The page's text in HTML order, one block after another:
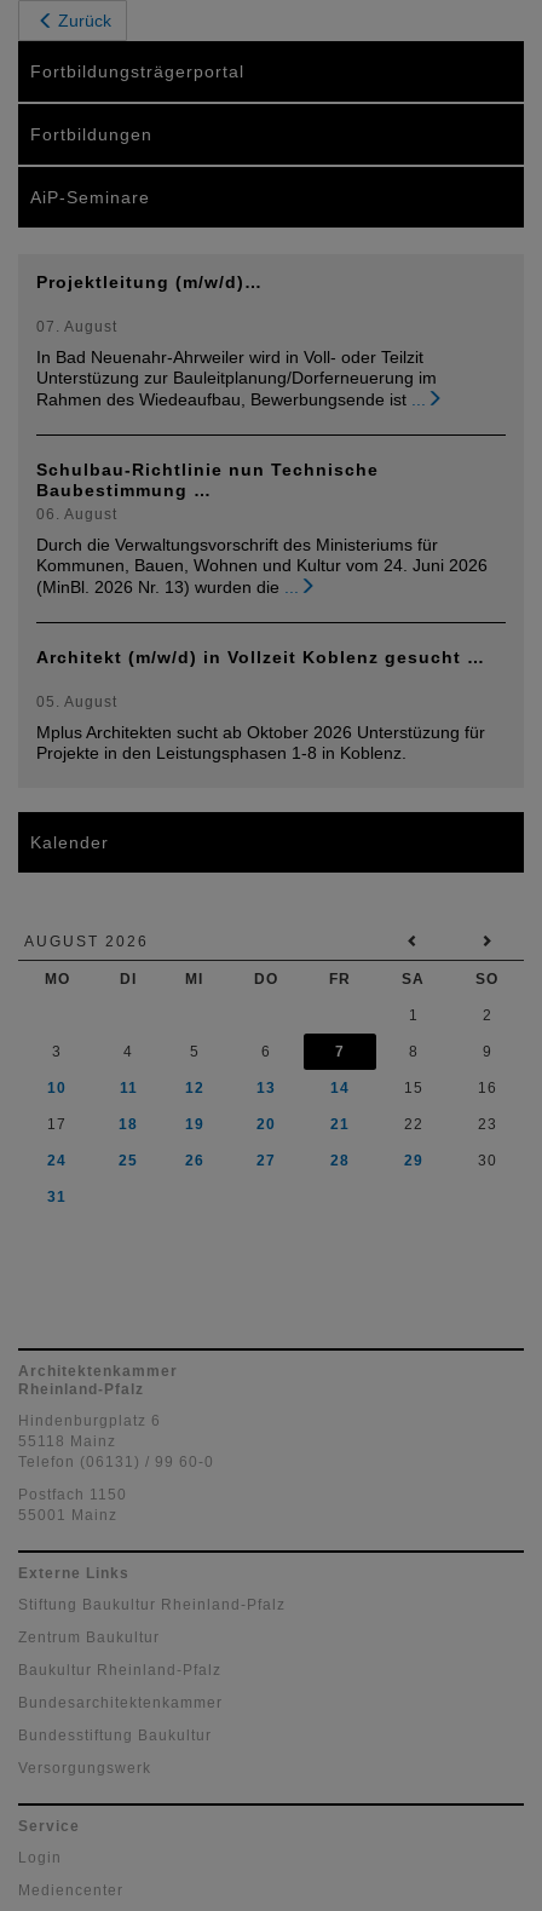
Zurück
Fortbildungsträgerportal
Fortbildungen
AiP-Seminare
Projektleitung (m/w/d)…
07. August
In Bad Neuenahr-Ahrweiler wird in Voll- oder Teilzit
Unterstüzung zur Bauleitplanung/Dorferneuerung im
Rahmen des Wiedeaufbau, Bewerbungsende ist
Schulbau-Richtlinie nun Technische
Baubestimmung …
06. August
Durch die Verwaltungsvorschrift des Ministeriums für
Kommunen, Bauen, Wohnen und Kultur vom 24. Juni 2026
(MinBl. 2026 Nr. 13) wurden die
Architekt (m/w/d) in Vollzeit Koblenz gesucht …
05. August
Mplus Architekten sucht ab Oktober 2026 Unterstüzung für
Projekte in den Leistungsphasen 1-8 in Koblenz.
Kalender
AUGUST 2026
MO DI MI DO FR SA SO
1 2
3 4 5 6 7 8 9
10 11 12 13 14 15 16
17 18 19 20 21 22 23
24 25 26 27 28 29 30
31
Architektenkammer
Rheinland-Pfalz
Hindenburgplatz 6
55118 Mainz
Telefon (06131) / 99 60-0
Postfach 1150
55001 Mainz
Externe Links
Stiftung Baukultur Rheinland-Pfalz
Zentrum Baukultur
Baukultur Rheinland-Pfalz
Bundesarchitektenkammer
Bundesstiftung Baukultur
Versorgungswerk
Service
Login
Mediencenter